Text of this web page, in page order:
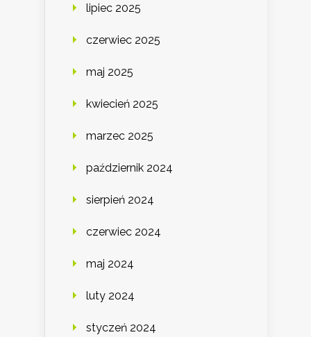
lipiec 2025
czerwiec 2025
maj 2025
kwiecień 2025
marzec 2025
październik 2024
sierpień 2024
czerwiec 2024
maj 2024
luty 2024
styczeń 2024